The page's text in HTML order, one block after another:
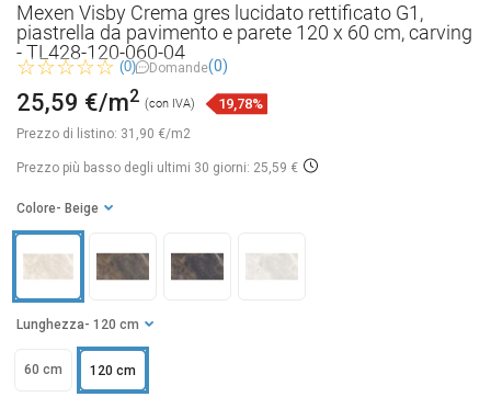
Mexen Visby Crema gres lucidato rettificato G1,
piastrella da pavimento e parete 120 x 60 cm, carving
- TL428-120-060-04
(0) Domande(0)
Prezzo di listino: 31,90 €/m2
25,59 €/m2 (con IVA) 19,78%
Prezzo più basso degli ultimi 30 giorni: 25,59 €
Lunghezza - 120 cm
60 cm 120 cm
Colore - Beige